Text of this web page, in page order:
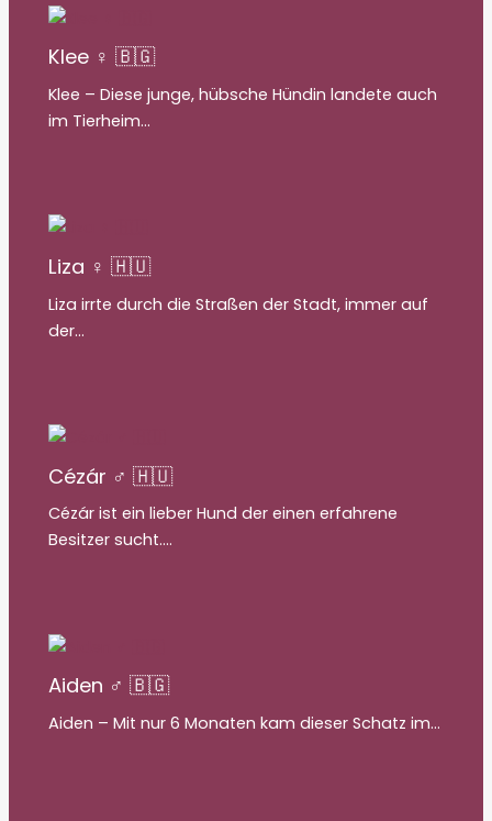
Klee ♀ 🇧🇬
Klee – Diese junge, hübsche Hündin landete auch
im Tierheim…
Liza ♀ 🇭🇺
Liza irrte durch die Straßen der Stadt, immer auf
der…
Cézár ♂ 🇭🇺
Cézár ist ein lieber Hund der einen erfahrene
Besitzer sucht.…
Aiden ♂ 🇧🇬
Aiden – Mit nur 6 Monaten kam dieser Schatz im…